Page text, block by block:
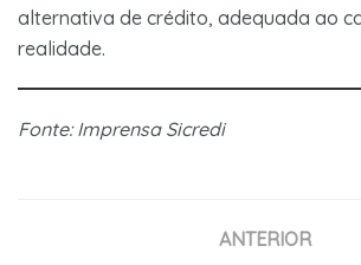
alternativa de crédito, adequada ao
realidade.
Fonte: Imprensa Sicredi
ANTERIOR